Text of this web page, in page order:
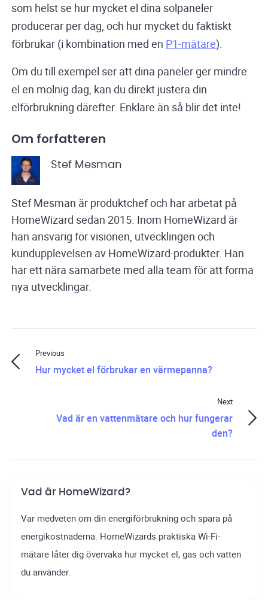
som helst se hur mycket el dina solpaneler
producerar per dag, och hur mycket du faktiskt
förbrukar (i kombination med en P1-mätare).
Om du till exempel ser att dina paneler ger mindre
el en molnig dag, kan du direkt justera din
elförbrukning därefter. Enklare än så blir det inte!
Om forfatteren
Stef Mesman
Stef Mesman är produktchef och har arbetat på
HomeWizard sedan 2015. Inom HomeWizard är
han ansvarig för visionen, utvecklingen och
kundupplevelsen av HomeWizard-produkter. Han
har ett nära samarbete med alla team för att forma
nya utvecklingar.
Previous
Hur mycket el förbrukar en värmepanna?
Next
Vad är en vattenmätare och hur fungerar
den?
Vad är HomeWizard?
Var medveten om din energiförbrukning och spara på
energikostnaderna. HomeWizards praktiska Wi-Fi-
mätare låter dig övervaka hur mycket el, gas och vatten
du använder.